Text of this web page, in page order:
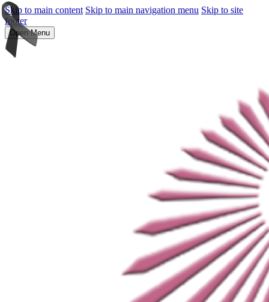
Skip to main content Skip to main navigation menu Skip to site
footer
Open Menu